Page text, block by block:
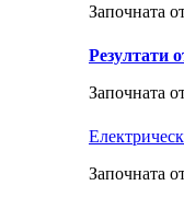
Започната
Резултати
Започната
Започната